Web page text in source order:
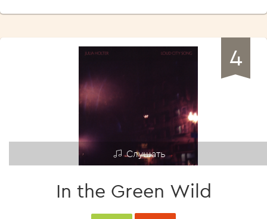
4
Слушать
In the Green Wild